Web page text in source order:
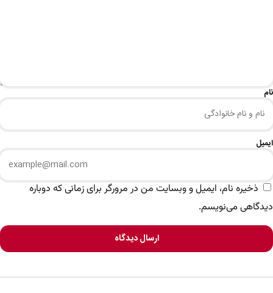
نام
ایمیل
ذخیره نام، ایمیل و وبسایت من در مرورگر برای زمانی که دوباره
دیدگاهی می‌نویسم.
ارسال دیدگاه